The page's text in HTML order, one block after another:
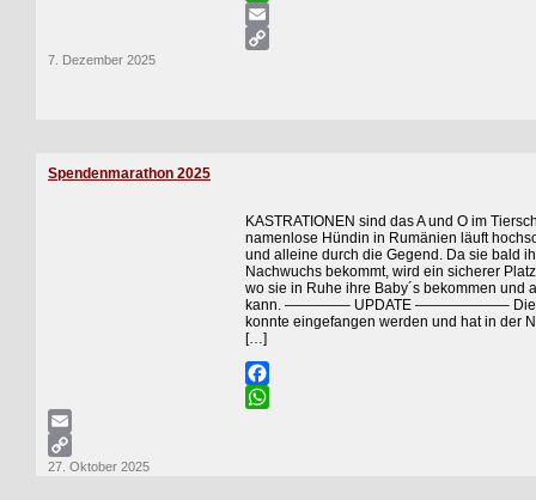
WhatsApp
Email
Copy
7. Dezember 2025
Spendenmarathon 2025
KASTRATIONEN sind das A und O im
namenlose Hündin in Rumänien läuft
und alleine durch die Gegend. Da sie bald
Nachwuchs bekommt, wird ein sicherer
wo sie in Ruhe ihre Baby´s bekommen und
kann. ————– UPDATE ——————– Die
konnte eingefangen werden und hat in der
[…]
Facebook
WhatsApp
Email
Copy
27. Oktober 2025